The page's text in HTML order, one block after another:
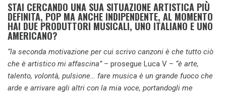
STAI CERCANDO UNA SUA SITUAZIONE ARTISTICA PIÙ
DEFINITA, POP MA ANCHE INDIPENDENTE, AL MOMENTO
HAI DUE PRODUTTORI MUSICALI, UNO ITALIANO E UNO
AMERICANO?
“la seconda motivazione per cui scrivo canzoni è che tutto ciò
che è artistico mi affascina”– prosegue Luca V – “è arte,
talento, volontà, pulsione… fare musica è un grande fuoco che
arde e arrivare agli altri con la mia voce, portandogli me